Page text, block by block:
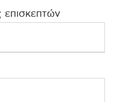
επισκεπτών